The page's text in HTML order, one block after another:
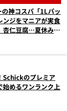
の神コスパ「1Lパッ
ンジをマニアが実食
杏仁豆腐…夏休みの
Schickのプレミア
始めるワンランク上